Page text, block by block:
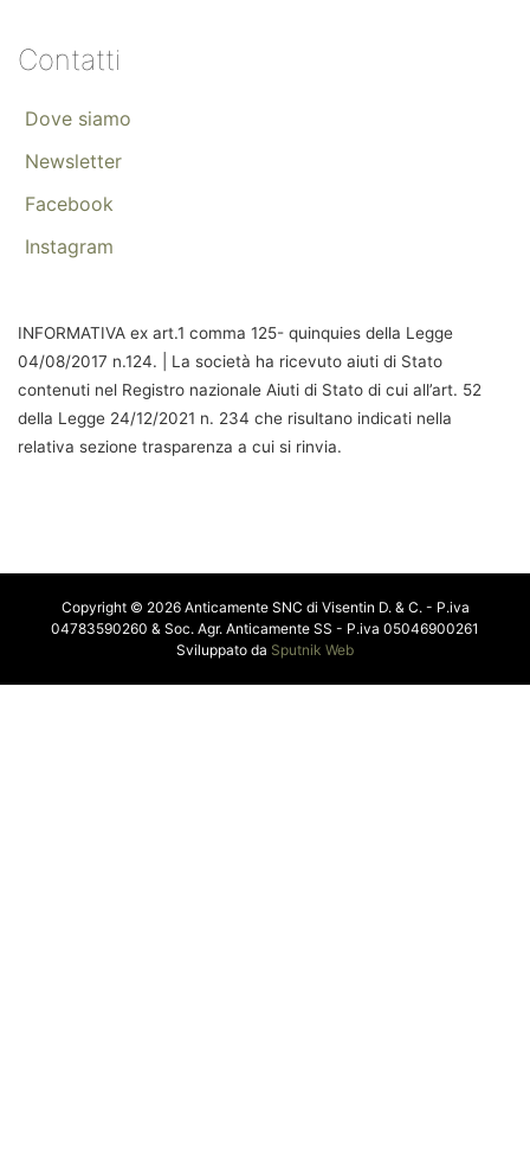
Contatti
Dove siamo
Newsletter
Facebook
Instagram
INFORMATIVA ex art.1 comma 125- quinquies della Legge
04/08/2017 n.124. | La società ha ricevuto aiuti di Stato
contenuti nel Registro nazionale Aiuti di Stato di cui all’art. 52
della Legge 24/12/2021 n. 234 che risultano indicati nella
relativa sezione trasparenza a cui si rinvia.
Copyright © 2026 Anticamente SNC di Visentin D. & C. - P.iva
04783590260 & Soc. Agr. Anticamente SS - P.iva 05046900261
Sviluppato da Sputnik Web